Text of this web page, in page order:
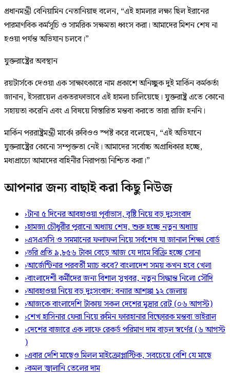
প্রধানমন্ত্রী বেনিয়ামিন নেতানিয়াহু বলেন, “এই হামলার লক্ষ্য ছিল ইরানের
পারমাণবিক কর্মসূচি ও সামরিক সক্ষমতা ধ্বংস করা। আমাদের মিশন শেষ না
হওয়া পর্যন্ত অভিযান চলবে।”
যুক্তরাষ্ট্রের অবস্থান
রয়টার্সকে দেওয়া এক সাক্ষাৎকারে নাম প্রকাশে অনিচ্ছুক দুই মার্কিন কর্মকর্তা
জানান, ইসরায়েল একতরফাভাবে এই হামলা চালিয়েছে। যুক্তরাষ্ট্র এতে কোনো
সহায়তা করেনি এবং এ বিষয়ে বিস্তারিত মন্তব্য করতে তারা রাজি হননি।
মার্কিন পররাষ্ট্রমন্ত্রী মার্কো রুবিওও স্পষ্ট করে বলেছেন, “এই অভিযানে
যুক্তরাষ্ট্রের কোনো সম্পৃক্ততা নেই। আমাদের সর্বোচ্চ অগ্রাধিকার হচ্ছে,
মধ্যপ্রাচ্যে আমাদের বাহিনীর নিরাপত্তা নিশ্চিত করা।”
আপনার জন্য বাছাই করা কিছু নিউজ
›টানা ৫ দিনের আবহাওয়া পূর্বাভাস, বৃষ্টি নিয়ে বড় দুঃসংবাদ
›হামজা চৌধুরীর পুরানো অধ্যায় শেষ, শুরু হচ্ছে নতুন অধ্যায়
›এসএসসি ও সমমানের ফলাফল নিয়ে সর্বশেষ যা জানাল শিক্ষা বোর্ড
›ভরি প্রতি ৯,৮৫৬ টাকা বেড়ে আজ যে দামে বিক্রি হচ্ছে সোনা
›আর্জেন্টিনার পরবর্তী ম্যাচ কবে? বাংলাদেশ সময় কখন হবে খেলা
›বাংলাদেশী কর্মীদের জন্য বিশাল সুখবর, নতুন সিদ্ধান্ত নিলো সৌদি
›আবহাওয়া নিয়ে বড় দুঃসংবাদ: বন্যার আশঙ্কা ১২ জেলায়
›আজকে বাংলাদেশি টাকায় সকল দেশের মুদ্রার রেট (০৬ আগস্ট)
›শেখ হাসিনার ফেরা নিয়ে রুমিন ফারহানার বিষ্ফোরক মন্তব্য ভাইরাল
›দেশের বাজারে এক লাফে রেকর্ড পরিমাণ দাম বাড়ল স্বর্ণের (৬ আগস্ট
)
›এবার দেশি মাছেও মিলল মাইক্রোপ্লাস্টিক, সবচেয়ে বেশি যে মাছে
›কমল জ্বালানি তেলের দাম